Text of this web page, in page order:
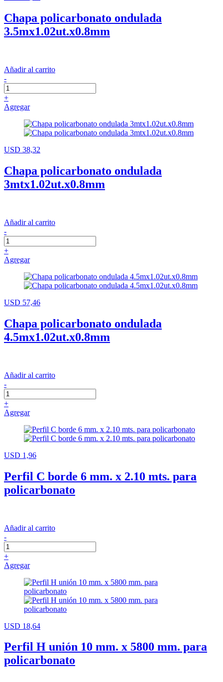
Chapa policarbonato ondulada
3.5mx1.02ut.x0.8mm
Añadir al carrito
-
+
Agregar
USD 38,32
Chapa policarbonato ondulada
3mtx1.02ut.x0.8mm
Añadir al carrito
-
+
Agregar
USD 57,46
Chapa policarbonato ondulada
4.5mx1.02ut.x0.8mm
Añadir al carrito
-
+
Agregar
USD 1,96
Perfil C borde 6 mm. x 2.10 mts. para
policarbonato
Añadir al carrito
-
+
Agregar
USD 18,64
Perfil H unión 10 mm. x 5800 mm. para
policarbonato